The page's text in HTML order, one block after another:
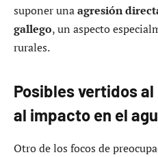
suponer unaagresión
gallego, un aspecto
rurales.
Posibles vertidos
al impacto en el
Otro de los focos de